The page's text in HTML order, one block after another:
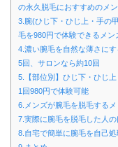
の永久脱毛におすすめのメ
3.腕(ひじ下・ひじ上・手の
毛を980円で体験できるメン
4.濃い腕毛を自然な薄さに
5回、サロンなら約10回
5.【部位別】ひじ下・ひじ
1回980円で体験可能
6.メンズが腕毛を脱毛する
7.実際に腕毛を脱毛した人
8.自宅で簡単に腕毛を自己